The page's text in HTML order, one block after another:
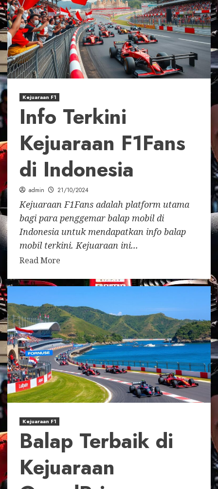
Kejuaraan F1
Info Terkini
Kejuaraan F1Fans
di Indonesia
admin 21/10/2024
Kejuaraan F1Fans adalah platform utama
bagi para penggemar balap mobil di
Indonesia untuk mendapatkan info balap
mobil terkini. Kejuaraan ini...
Read More
Kejuaraan F1
Balap Terbaik di
Kejuaraan